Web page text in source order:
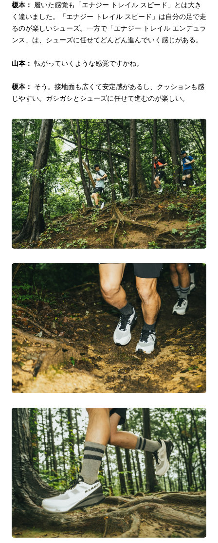
榎本：
履いた感覚も「エナジー トレイル スピード」とは大き
く違いました。「エナジー トレイル スピード」は自分の足で走
るのが楽しいシューズ。一方で「エナジー トレイル エンデュラ
ンス」は、シューズに任せてどんどん進んでいく感じがある。
山本： 転がっていくような感覚ですかね。
榎本：
そう。接地面も広くて安定感があるし、クッションも感
じやすい。ガシガシとシューズに任せて進むのが楽しい。